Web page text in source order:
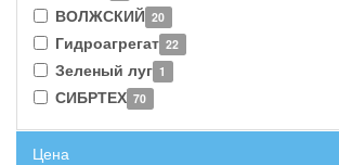
ВОЛЖСКИЙ 20
Гидроагрегат 22
Зеленый луг 1
СИБРТЕХ 70
Цена